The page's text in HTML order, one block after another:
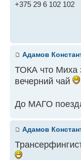
+375 29 6 102 102
Адамов
ТОКА что Миха
вечерний чай
До МАГО
Адамов